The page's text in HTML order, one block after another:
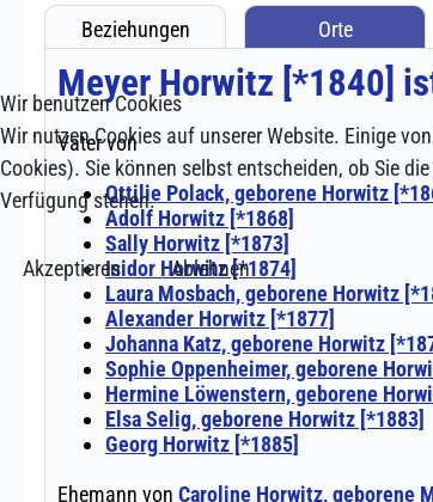
Wir benutzen Cookies
Wir nutzen Cookies auf unserer Website. Einige
Cookies). Sie können selbst entscheiden, ob Sie
Verfügung stehen.
Akzeptieren
Ablehnen